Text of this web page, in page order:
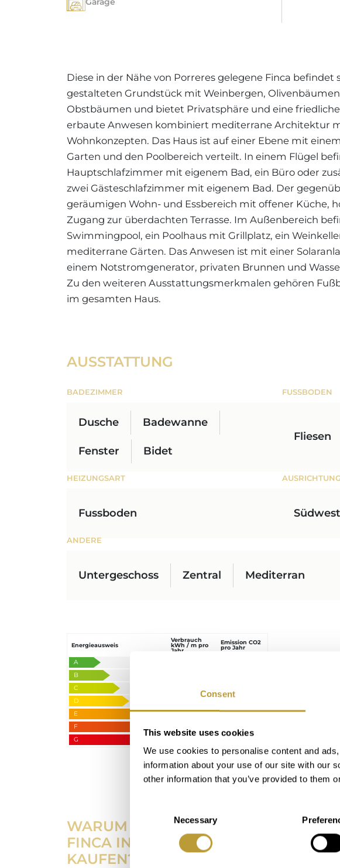
Consent
This website uses cookies
We use cookies to personalise content and
information about your use of our site with our
other information that you’ve provided to them
Necessary
Diese in der Nähe von Porreres gelegene Finca
gestalteten Grundstück mit Weinbergen,
Obstbäumen und bietet Privatsphäre und eine
erbaute Anwesen kombiniert mediterrane Architektur
Wohnkonzepten. Das Haus ist auf einer Ebene mit
Garten und den Poolbereich verteilt. In einem Flügel
Hauptschlafzimmer mit eigenem Bad, ein Büro oder
zwei Gästeschlafzimmer mit eigenem Bad. Der
geräumigen Wohn- und Essbereich mit offener Küche,
Zugang zur überdachten Terrasse. Im Außenbereich
Swimmingpool, ein Poolhaus mit Grillplatz, ein
mediterrane Gärten. Das Anwesen ist mit einer
einem Notstromgenerator, privaten Brunnen und
Zu den weiteren Ausstattungsmerkmalen gehören
im gesamten Haus.
AUSSTATTUNG
BADEZIMMER
Dusche Badewanne
Fenster Bidet
FUSSBODEN
Fliesen
HEIZUNGSART
Fussboden
AUSRICHTUNG
Südwest
ANDERE
Untergeschoss Zentral Mediterran
Energieausweis
Verbrauch
kWh / m pro
Jahr
Emission CO2
pro Jahr
A
B
C
D
E
F
G
WARUM SOLLTE ICH EINE
FINCA IN PORRERES
KAUFEN?
DER